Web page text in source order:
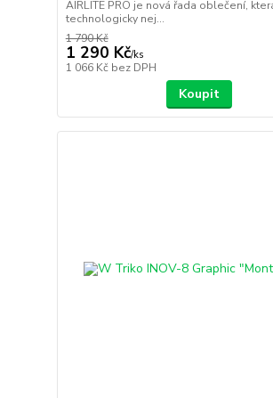
AIRLITE PRO je nová řada oblečení,
technologicky nej...
1 790 Kč
1 290 Kč/ks
1 066 Kč bez DPH
Koupit